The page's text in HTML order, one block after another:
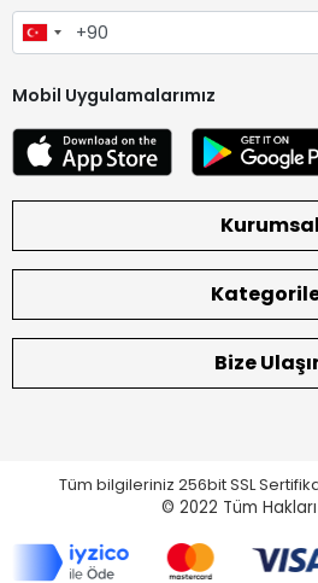
Mobil Uygulamalarımız
Kurumsal
Bize
Tüm bilgileriniz 256bit SSL
© 2022 Tüm Hakları